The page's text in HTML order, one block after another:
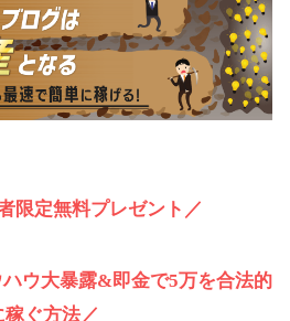
限定無料プレゼント／
ウ大暴露&即金で5万を合法的
稼ぐ方法／